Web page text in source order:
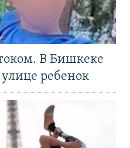
В Бишкеке
ребенок